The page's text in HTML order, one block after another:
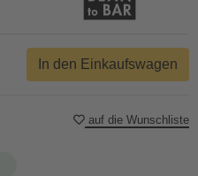
In den Einkaufswagen
auf die Wunschliste